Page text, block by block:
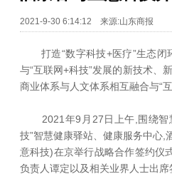
2021-9-30 6:14:12 来源:山东商报
打造“数字科技+医疗”生态闭
与“互联网+科技”发展的新技术、
商业体系与人文体系相互融合与“
2021年9月27日上午,围绕智慧
技”智慧健康驿站、健康服务中心
意科技)在京举行战略合作签约仪
负责人谭定以及相关业界人士出席